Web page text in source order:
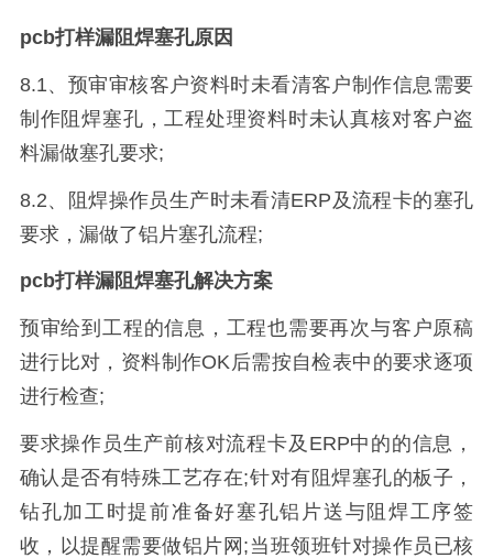
pcb打样漏阻焊塞孔原因
8.1、预审审核客户资料时未看清客户制作信息需要
制作阻焊塞孔，工程处理资料时未认真核对客户盗
料漏做塞孔要求;
8.2、阻焊操作员生产时未看清ERP及流程卡的塞孔
要求，漏做了铝片塞孔流程;
pcb打样漏阻焊塞孔解决方案
预审给到工程的信息，工程也需要再次与客户原稿
进行比对，资料制作OK后需按自检表中的要求逐项
进行检查;
要求操作员生产前核对流程卡及ERP中的的信息，
确认是否有特殊工艺存在;针对有阻焊塞孔的板子，
钻孔加工时提前准备好塞孔铝片送与阻焊工序签
收，以提醒需要做铝片网;当班领班针对操作员已核